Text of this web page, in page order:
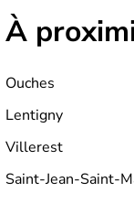
Sud-Est par le
L'Auvergne
Arvernes
lors de la
Ferrand
région, dont 200
À
Ouches
Lentigny
Villerest
Saint-Jean-Saint-